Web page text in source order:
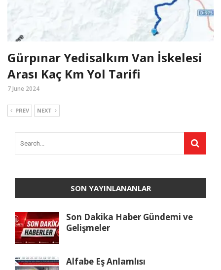
Gürpınar Yedisalkım Van İskelesi
Arası Kaç Km Yol Tarifi
7 June 2024
PREV NEXT
SON YAYINLANANLAR
Son Dakika Haber Gündemi ve
Gelişmeler
Alfabe Eş Anlamlısı